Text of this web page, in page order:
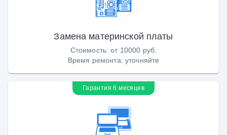
Замена материнской платы
Стоимость:от 10000 руб.
Время ремонта: уточняйте
Гарантия 6 месяцев